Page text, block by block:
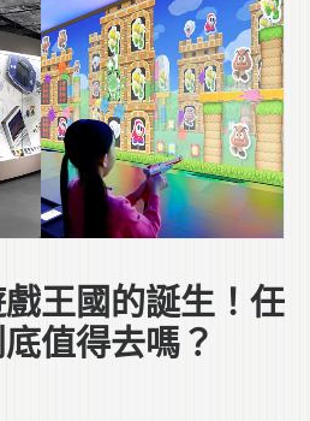
王國的誕生！任
值得去嗎？